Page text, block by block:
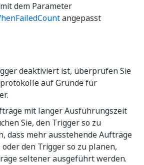
dem Parameter
angepasst
deaktiviert ist, überprüfen Sie
auf Gründe für
mit langer Ausführungszeit
Sie, den Trigger so zu
dass mehr ausstehende Aufträge
oder den Trigger so zu planen,
seltener ausgeführt werden.